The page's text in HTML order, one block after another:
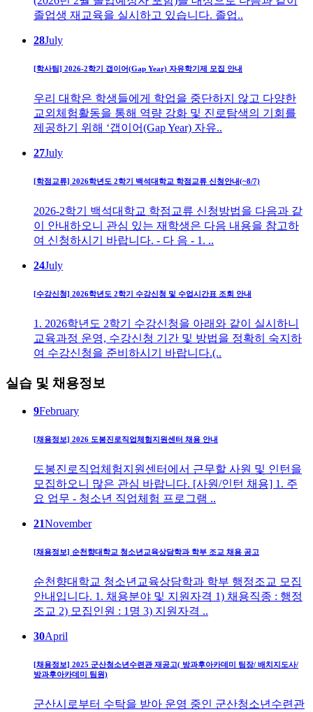
졸업생 재교육을 실시하고 있습니다. 졸업..
28July
[학사팀] 2026-2학기 갭이어(Gap Year) 자유학기제 모집 안내
우리 대학은 학생들에게 학업을 중단하지 않고 다양한
교외체험활동을 통해 역량 강화 및 진로탐색의 기회를
제공하기 위해 ‘갭이어(Gap Year) 자유..
27July
[학점교류] 2026학년도 2학기 백석대학교 학점교류 신청안내(~8/7)
2026-2학기 백석대학교 학점교류 신청방법을 다음과 같
이 안내하오니 관심 있는 재학생은 다음 내용을 참고하
여 신청하시기 바랍니다. - 다 음 - 1. ..
24July
[수강신청] 2026학년도 2학기 수강신청 및 수업시간표 조회 안내
1. 2026학년도 2학기 수강신청을 아래와 같이 실시하니
교육과정 운영, 수강신청 기간 및 방법을 정확히 숙지하
여 수강신청을 준비하시기 바랍니다.(..
실습 및 채용정보
9February
[채용정보] 2026 도봉진로직업체험지원센터 채용 안내
도봉진로직업체험지원센터에서 근무할 사원 및 인턴을
모집하오니 많은 관심 바랍니다. [사원/인턴 채용] 1. 주
요 업무 - 청소년 직업체험 프로그램 ..
21November
[채용정보] 순천향대학교 청소년교육상담학과 학부 조교 채용 공고
순천향대학교 청소년교육상담학과 학부 행정조교 모집
안내입니다. 1. 채용분야 및 지원자격 1) 채용직종 : 행정
조교 2) 모집인원 : 1명 3) 지원자격 ..
30April
[채용정보] 2025 군산청소년수련관 재공고( 방과후아카데미 팀장/ 배치지도사/
방과후아카데미 팀원)
군산시로부터 수탁을 받아 운영 중인 군산청소년수련관